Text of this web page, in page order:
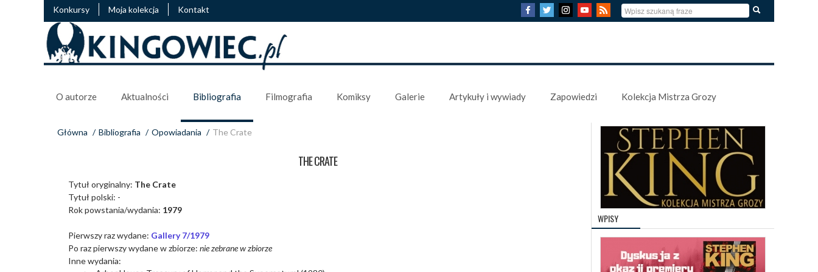
Konkursy Moja kolekcja Kontakt
O autorze Aktualności Bibliografia Filmografia Komiksy Galerie Artykuły i wywiady Zapowiedzi Kolekcja Mistrza Grozy
Główna / Bibliografia / Opowiadania / The Crate
THE CRATE
Tytuł oryginalny: The Crate
Tytuł polski: -
Rok powstania/wydania: 1979
Pierwszy raz wydane: Gallery 7/1979
Po raz pierwszy wydane w zbiorze: nie zebrane w zbiorze
Inne wydania:
WPISY